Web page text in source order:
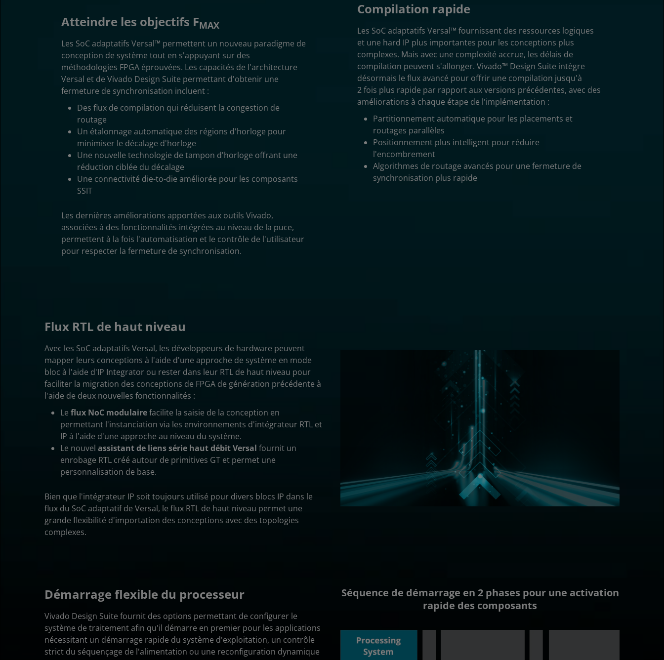
Atteindre les objectifs FMAX
Les SoC adaptatifs Versal™ permettent un nouveau paradigme de
conception de système tout en s'appuyant sur des
méthodologies FPGA éprouvées. Les capacités de l'architecture
Versal et de Vivado Design Suite permettant d'obtenir une
fermeture de synchronisation incluent :
Des flux de compilation qui réduisent la congestion de
routage
Un étalonnage automatique des régions d'horloge pour
minimiser le décalage d'horloge
Une nouvelle technologie de tampon d'horloge offrant une
réduction ciblée du décalage
Une connectivité die-to-die améliorée pour les composants
SSIT
Les dernières améliorations apportées aux outils Vivado,
associées à des fonctionnalités intégrées au niveau de la puce,
permettent à la fois l'automatisation et le contrôle de l'utilisateur
pour respecter la fermeture de synchronisation.
Compilation rapide
Les SoC adaptatifs Versal™ fournissent des ressources logiques
et une hard IP plus importantes pour les conceptions plus
complexes. Mais avec une complexité accrue, les délais de
compilation peuvent s'allonger. Vivado™ Design Suite intègre
désormais le flux avancé pour offrir une compilation jusqu'à
2 fois plus rapide par rapport aux versions précédentes, avec des
améliorations à chaque étape de l'implémentation :
Partitionnement automatique pour les placements et
routages parallèles
Positionnement plus intelligent pour réduire
l'encombrement
Algorithmes de routage avancés pour une fermeture de
synchronisation plus rapide
Flux RTL de haut niveau
Avec les SoC adaptatifs Versal, les développeurs de hardware peuvent
mapper leurs conceptions à l'aide d'une approche de système en mode
bloc à l'aide d'IP Integrator ou rester dans leur RTL de haut niveau pour
faciliter la migration des conceptions de FPGA de génération précédente à
l'aide de deux nouvelles fonctionnalités :
Le flux NoC modulairefacilite la saisie de la conception en
permettant l'instanciation via les environnements d'intégrateur RTL et
IP à l'aide d'une approche au niveau du système.
Le nouvel assistant de liens série haut débit Versal fournit un
enrobage RTL créé autour de primitives GT et permet une
personnalisation de base.
Bien que l'intégrateur IP soit toujours utilisé pour divers blocs IP dans le
flux du SoC adaptatif de Versal, le flux RTL de haut niveau permet une
grande flexibilité d'importation des conceptions avec des topologies
complexes.
Démarrage flexible du processeur
Vivado Design Suite fournit des options permettant de configurer le
système de traitement afin qu'il démarre en premier pour les applications
nécessitant un démarrage rapide du système d'exploitation, un contrôle
strict du séquençage de l'alimentation ou une reconfiguration dynamique
Séquence de démarrage en 2 phases pour une activation
rapide des composants